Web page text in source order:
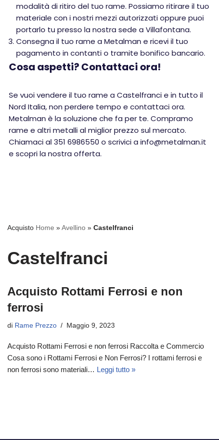
modalità di ritiro del tuo rame. Possiamo ritirare il tuo
materiale con i nostri mezzi autorizzati oppure puoi
portarlo tu presso la nostra sede a Villafontana.
Consegna il tuo rame a Metalman e ricevi il tuo
pagamento in contanti o tramite bonifico bancario.
Cosa aspetti? Contattaci ora!
Se vuoi vendere il tuo rame a Castelfranci e in tutto il
Nord Italia, non perdere tempo e contattaci ora.
Metalman è la soluzione che fa per te. Compramo
rame e altri metalli al miglior prezzo sul mercato.
Chiamaci al 351 6986550 o scrivici a info@metalman.it
e scopri la nostra offerta.
Acquisto Home »Avellino » Castelfranci
Castelfranci
Acquisto Rottami Ferrosi e non
ferrosi
di Rame Prezzo Maggio 9, 2023
Acquisto Rottami Ferrosi e non ferrosi Raccolta e Commercio
Cosa sono i Rottami Ferrosi e Non Ferrosi? I rottami ferrosi e
non ferrosi sono materiali… Leggi tutto »